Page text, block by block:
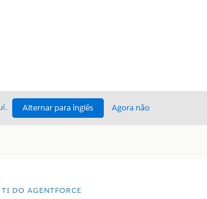
. Alternar para inglês Agora não
DO AGENTFORCE